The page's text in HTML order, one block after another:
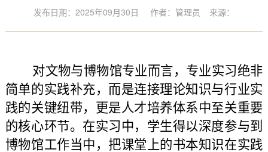
发布日期：2025年09月30日 作者：管理员 来源：
对文物与博物馆专业而言，专业实习绝非
简单的实践补充，而是连接理论知识与行业实
践的关键纽带，更是人才培养体系中至关重要
的核心环节。在实习中，学生得以深度参与到
博物馆工作当中，把课堂上的书本知识在实践